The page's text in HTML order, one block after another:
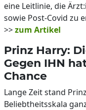
eine Leitlinie, die
sowie Post-Covid zu
>>zum Artikel
Prinz Harry:
Gegen IHN
Chance
Lange Zeit stand
Beliebtheitsskala